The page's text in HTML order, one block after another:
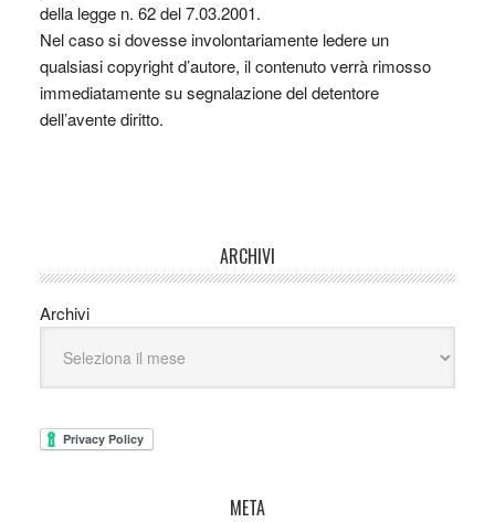
della legge n. 62 del 7.03.2001.
Nel caso si dovesse involontariamente ledere un
qualsiasi copyright d’autore, il contenuto verrà rimosso
immediatamente su segnalazione del detentore
dell’avente diritto.
ARCHIVI
Archivi
META